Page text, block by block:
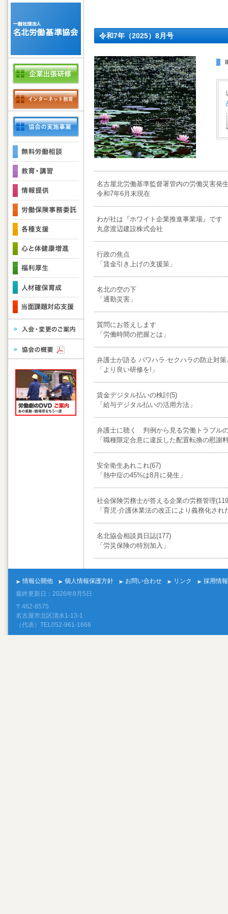
令和7年（2025）8月号
名古屋北労働基準監督署管内の労働災害発
令和7年6月末現在
わが社は『ホワイト企業推進事業場』です
丸彦渡辺建設株式会社
行政の焦点
「賃金引き上げの支援策」
名北の空の下
「通勤災害」
質問にお答えします
「労働時間の把握とは」
弁護士が語る パワハラ·セクハラの防止対
「より良い研修を!」
賃金デジタル払いの検討(5)
「給与デジタル払いの活用方法」
弁護士に聴く 判例から見る労働トラブル
「職種限定合意に違反した配置転換の慰謝
安全衛生あれこれ(67)
「熱中症の45%は8月に発生」
社会保険労務士が答える企業の労務管理
「育児·介護休業法の改正により義務化され
名北協会相談員日誌(177)
「労災保険の特別加入」
情報公開他 個人情報保護方針 お問い合わせ リンク
採用情報
最終更新日：2026年8月5日
〒462-8575
名古屋市北区清水1-13-1
（代表）TEL052-961-1666